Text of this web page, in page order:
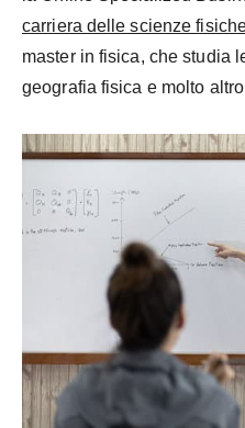
carriera delle scienze
master in fisica, che studia
geografia fisica e molto